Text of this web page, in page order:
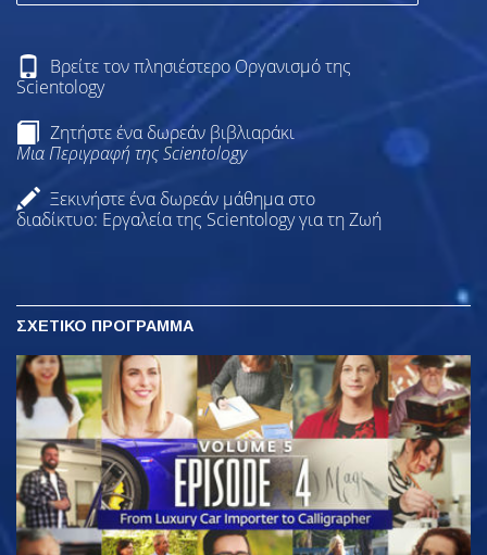
Βρείτε τον πλησιέστερο Οργανισμό της
Scientology
Ζητήστε ένα δωρεάν βιβλιαράκι
Μια Περιγραφή της Scientology
Ξεκινήστε ένα δωρεάν μάθημα στο
διαδίκτυο: Εργαλεία της Scientology για τη Ζωή
ΣΧΕΤΙΚΟ ΠΡΟΓΡΑΜΜΑ